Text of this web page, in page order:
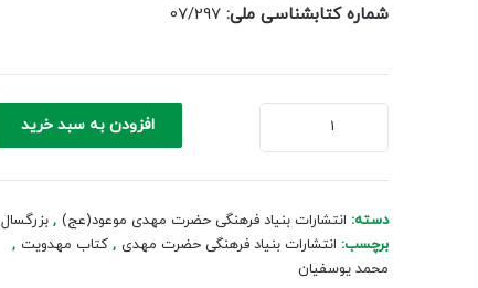
شماره کتابشناسی ملی:07/297
عدد
افزودن به سبد خرید
دسته: انتشارات بنیاد فرهنگی حضرت مهدی موعود(عج) , بزرگسال
برچسب: انتشارات بنیاد فرهنگی حضرت مهدی , کتاب مهدویت ,
محمد يوسفيان